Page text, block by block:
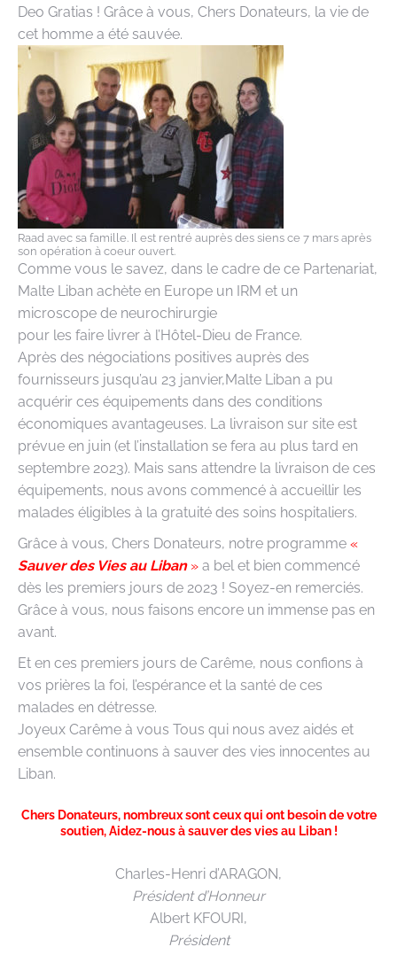
Deo Gratias ! Grâce à vous, Chers Donateurs, la vie de
cet homme a été sauvée.
Raad avec sa famille. Il est rentré auprès des siens ce 7 mars après
son opération à coeur ouvert.
Comme vous le savez, dans le cadre de ce Partenariat,
Malte Liban achète en Europe un IRM et un
microscope de neurochirurgie
pour les faire livrer à l’Hôtel-Dieu de France.
Après des négociations positives auprès des
fournisseurs jusqu’au 23 janvier,Malte Liban a pu
acquérir ces équipements dans des conditions
économiques avantageuses. La livraison sur site est
prévue en juin (et l’installation se fera au plus tard en
septembre 2023). Mais sans attendre la livraison de ces
équipements, nous avons commencé à accueillir les
malades éligibles à la gratuité des soins hospitaliers.
Grâce à vous, Chers Donateurs, notre programme «
Sauver des Vies au Liban» a bel et bien commencé
dès les premiers jours de 2023 ! Soyez-en remerciés.
Grâce à vous, nous faisons encore un immense pas en
avant.
Et en ces premiers jours de Carême, nous confions à
vos prières la foi, l’espérance et la santé de ces
malades en détresse.
Joyeux Carême à vous Tous qui nous avez aidés et
ensemble continuons à sauver des vies innocentes au
Liban.
Chers Donateurs, nombreux sont ceux qui ont besoin de votre
soutien, Aidez-nous à sauver des vies au Liban !
Charles-Henri d’ARAGON,
Président d’Honneur
Albert KFOURI,
Président